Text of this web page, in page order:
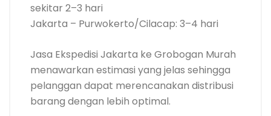
sekitar 2–3 hari
Jakarta – Purwokerto/Cilacap: 3–4 hari
Jasa Ekspedisi Jakarta ke Grobogan Murah
menawarkan estimasi yang jelas sehingga
pelanggan dapat merencanakan distribusi
barang dengan lebih optimal.